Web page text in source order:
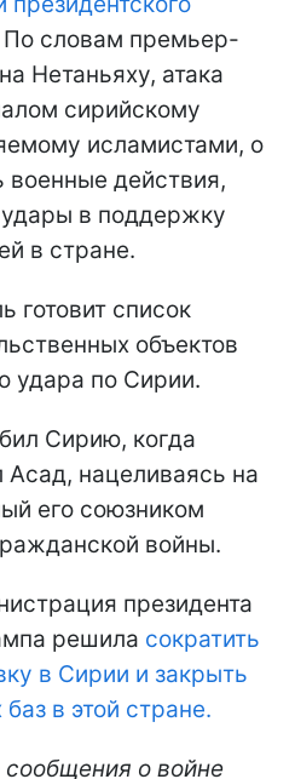
По словам премьер-
Нетаньяху, атака
сирийскому
исламистами, о
военные действия,
в поддержку
в стране.
готовит список
объектов
удара по Сирии.
Сирию, когда
Асад, нацеливаясь на
его союзником
войны.
президента
решила сократить
в Сирии и закрыть
в этой стране.
о войне